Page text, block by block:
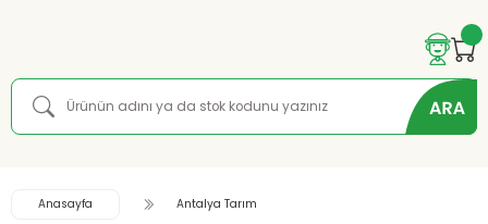
Anasayfa Antalya Tarım